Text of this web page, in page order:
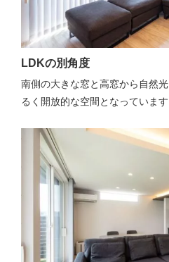
LDKの別角度
南側の大きな窓と高窓から自然
るく開放的な空間となっています